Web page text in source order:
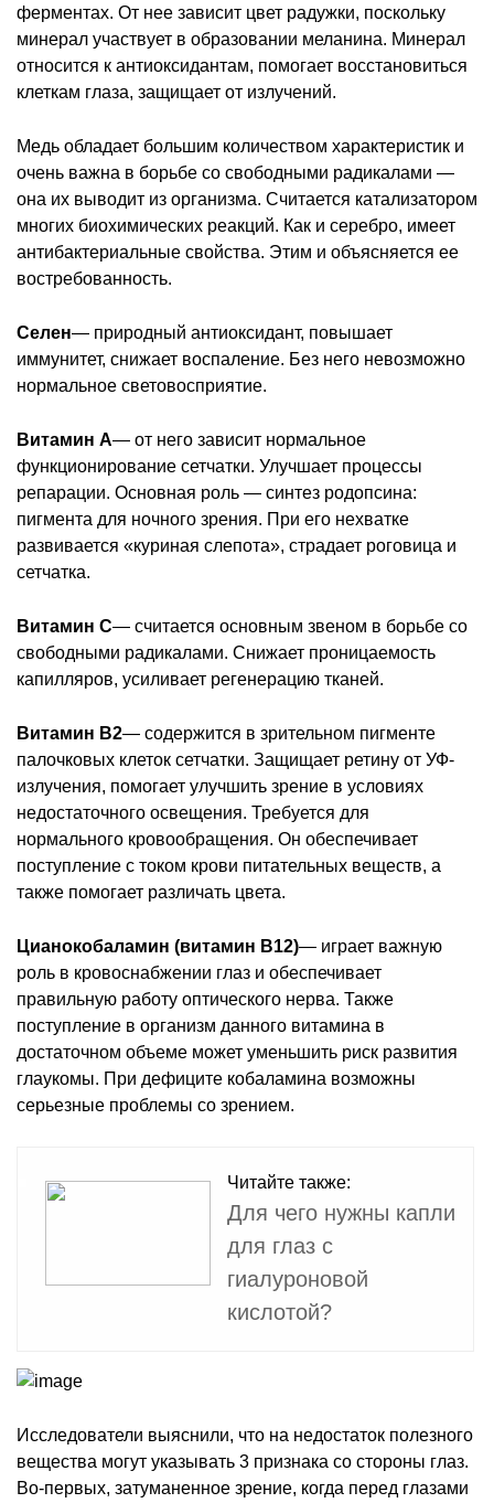
ферментах. От нее зависит цвет радужки, поскольку
минерал участвует в образовании меланина. Минерал
относится к антиоксидантам, помогает восстановиться
клеткам глаза, защищает от излучений.
Медь обладает большим количеством характеристик и
очень важна в борьбе со свободными радикалами —
она их выводит из организма. Считается катализатором
многих биохимических реакций. Как и серебро, имеет
антибактериальные свойства. Этим и объясняется ее
востребованность.
Селен— природный антиоксидант, повышает
иммунитет, снижает воспаление. Без него невозможно
нормальное световосприятие.
Витамин A— от него зависит нормальное
функционирование сетчатки. Улучшает процессы
репарации. Основная роль — синтез родопсина:
пигмента для ночного зрения. При его нехватке
развивается «куриная слепота», страдает роговица и
сетчатка.
Витамин C— считается основным звеном в борьбе со
свободными радикалами. Снижает проницаемость
капилляров, усиливает регенерацию тканей.
Витамин B2— содержится в зрительном пигменте
палочковых клеток сетчатки. Защищает ретину от УФ-
излучения, помогает улучшить зрение в условиях
недостаточного освещения. Требуется для
нормального кровообращения. Он обеспечивает
поступление с током крови питательных веществ, а
также помогает различать цвета.
Цианокобаламин (витамин B12)— играет важную
роль в кровоснабжении глаз и обеспечивает
правильную работу оптического нерва. Также
поступление в организм данного витамина в
достаточном объеме может уменьшить риск развития
глаукомы. При дефиците кобаламина возможны
серьезные проблемы со зрением.
Читайте также:
Для чего нужны капли
для глаз с
гиалуроновой
кислотой?
Исследователи выяснили, что на недостаток полезного
вещества могут указывать 3 признака со стороны глаз.
Во-первых, затуманенное зрение, когда перед глазами